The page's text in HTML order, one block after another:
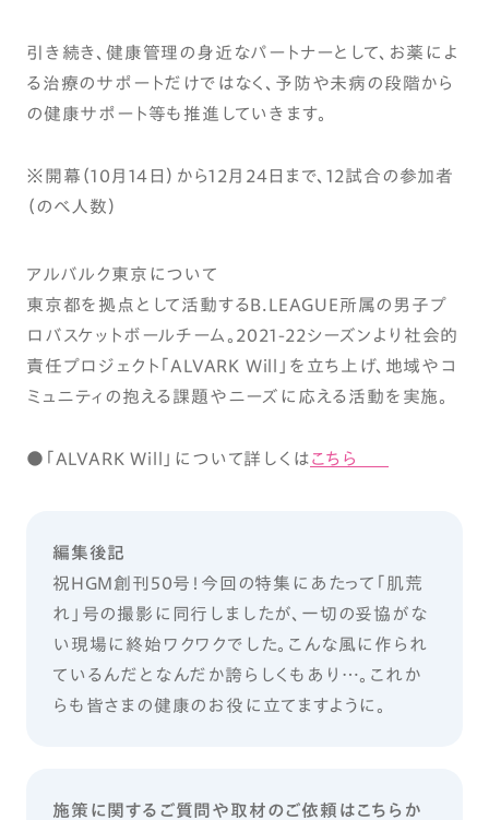
引き続き、健康管理の身近なパートナーとして、お薬によ
る治療のサポートだけではなく、予防や未病の段階から
の健康サポート等も推進していきます。
※開幕（10月14日）から12月24日まで、12試合の参加者
（のべ人数）
アルバルク東京について
東京都を拠点として活動するB.LEAGUE所属の男子プ
ロバスケットボールチーム。2021-22シーズンより社会的
責任プロジェクト「ALVARK Will」を立ち上げ、地域やコ
ミュニティの抱える課題やニーズに応える活動を実施。
●「ALVARK Will」について詳しくはこちら
編集後記
祝HGM創刊50号！今回の特集にあたって「肌荒
れ」号の撮影に同行しましたが、一切の妥協がな
い現場に終始ワクワクでした。こんな風に作られ
ているんだとなんだか誇らしくもあり…。これか
らも皆さまの健康のお役に立てますように。
施策に関するご質問や取材のご依頼はこちらか